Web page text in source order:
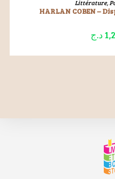
Littérature,
HARLAN COBEN –
د.ج